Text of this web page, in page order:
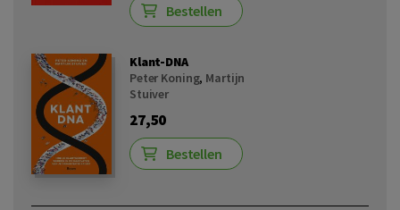
Bestellen
Klant-DNA
Peter Koning, Martijn
Stuiver
27,50
Bestellen